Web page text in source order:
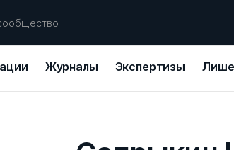
Журналы Экспертизы